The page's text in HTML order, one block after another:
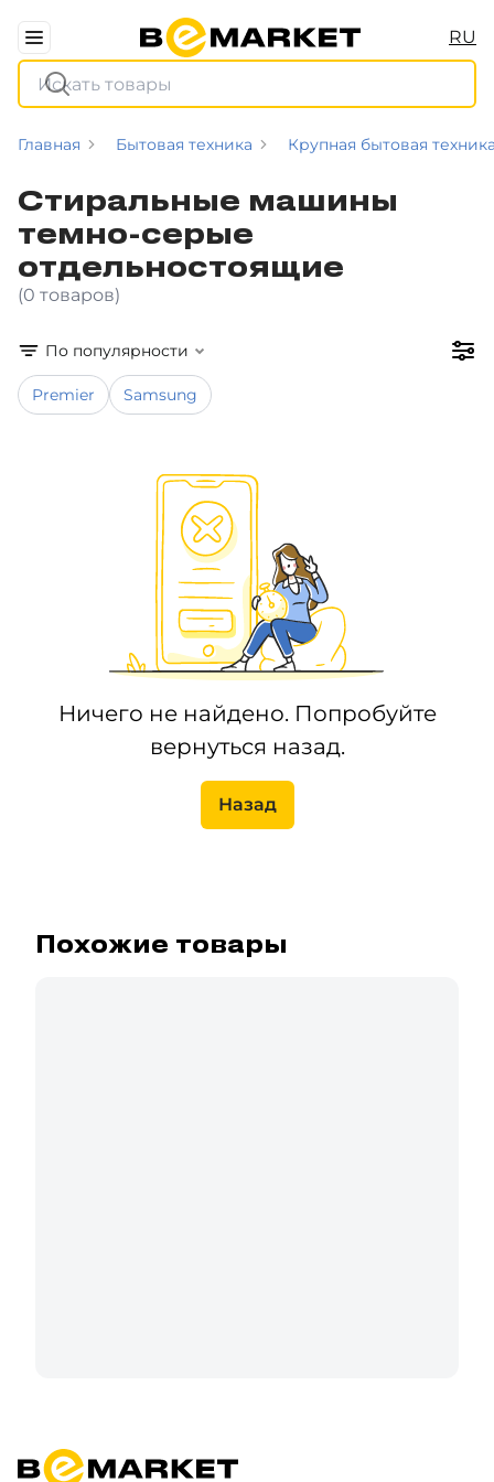
RU
Главная Бытовая техника Крупная бытовая
Стиральные машины
темно-серые
отдельностоящие
(0 товаров)
По популярности
Premier Samsung
Ничего не найдено. Попробуйте
вернуться назад.
Назад
Похожие товары